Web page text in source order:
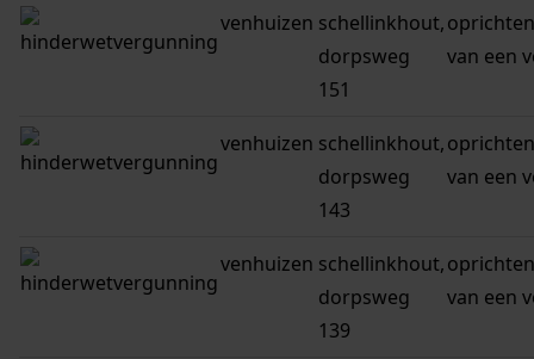
venhuizen schellinkhout,
dorpsweg
151
van een
venhuizen schellinkhout,
dorpsweg
143
van een
venhuizen schellinkhout,
dorpsweg
139
van een